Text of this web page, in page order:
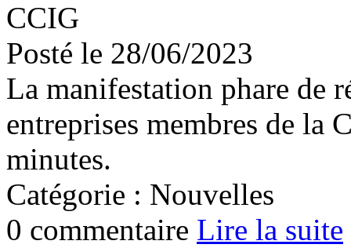
CCIG
Posté le 28/06/2023
La manifestation phare de
entreprises membres de la
minutes.
Catégorie : Nouvelles
0 commentaire Lire la suite